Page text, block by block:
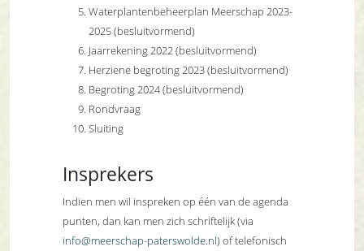
Waterplantenbeheerplan Meerschap 2023-
2025 (besluitvormend)
Jaarrekening 2022 (besluitvormend)
Herziene begroting 2023 (besluitvormend)
Begroting 2024 (besluitvormend)
Rondvraag
Sluiting
Insprekers
Indien men wil inspreken op één van de agenda
punten, dan kan men zich schriftelijk (via
info@meerschap-paterswolde.nl) of telefonisch